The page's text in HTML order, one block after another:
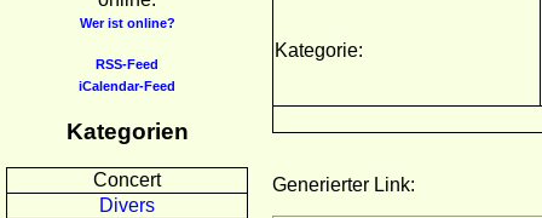
Wer ist online?
RSS-Feed
iCalendar-Feed
Kategorien
Concert
Divers
Kategorie:
Generierter Link: